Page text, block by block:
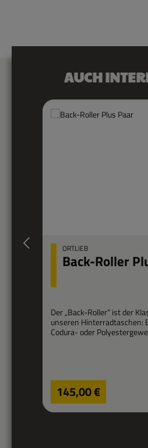
Produktgalerie überspringen
AUCH
ORTLIEB
Back-Roller
Der „Back-Roller“ ist der
unseren Hinterradtaschen:
Codura- oder
Regentropfen abwehrt, und
sind die Taschen erheblich
originalen Classic Taschen.
Regulärer Preis:
145,00 €